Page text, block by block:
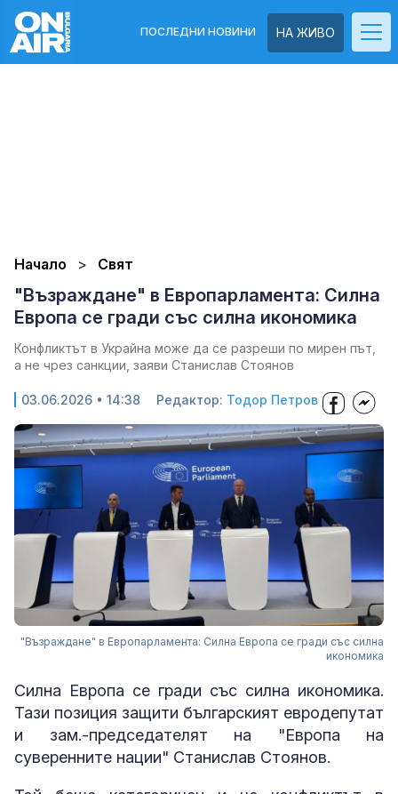
НА ЖИВО
ПОСЛЕДНИ НОВИНИ
Начало Свят
"Възраждане" в Европарламента: Силна
Европа се гради със силна икономика
Конфликтът в Украйна може да се разреши по мирен път,
а не чрез санкции, заяви Станислав Стоянов
03.06.2026 • 14:38 Редактор: Тодор Петров
"Възраждане" в Европарламента: Силна Европа се гради със силна
икономика
Силна Европа се гради със силна икономика.
Тази позиция защити българският евродепутат
и зам.-председателят на "Европа на
суверенните нации" Станислав Стоянов.